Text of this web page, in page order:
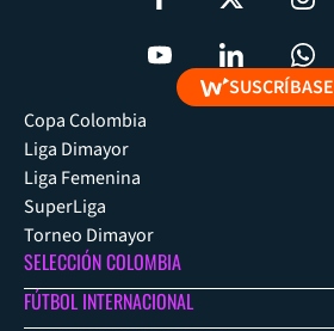
SUSCRÍBASE
Copa Colombia
Liga Dimayor
Liga Femenina
SuperLiga
Torneo Dimayor
SELECCIÓN COLOMBIA
FÚTBOL INTERNACIONAL